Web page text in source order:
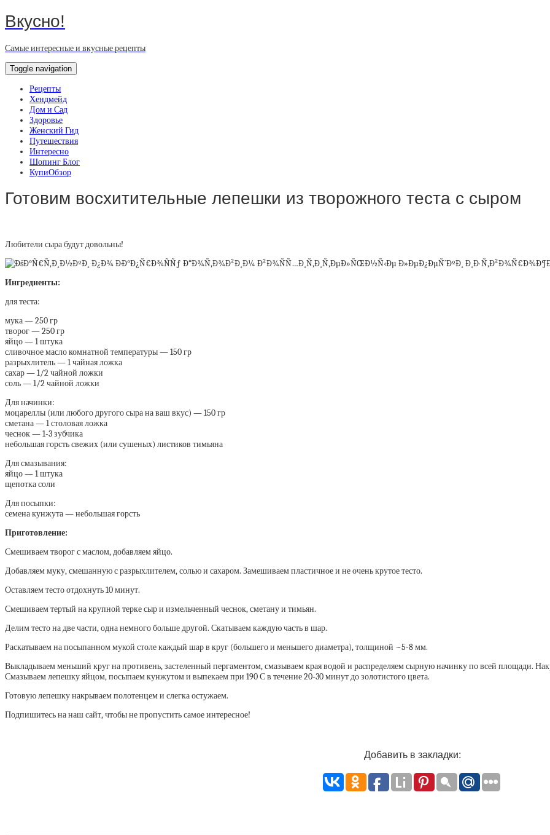
Вкусно!
Самые интересные и вкусные рецепты
Toggle navigation
Рецепты
Хендмейд
Дом и Сад
Здоровье
Женский Гид
Путешествия
Интересно
Шопинг Блог
КупиОбзор
Готовим восхитительные лепешки из творожного теста с сыром
Любители сыра будут довольны!
Ингредиенты:
для теста:
мука — 250 гр
творог — 250 гр
яйцо — 1 штука
сливочное масло комнатной температуры — 150 гр
разрыхлитель — 1 чайная ложка
сахар — 1/2 чайной ложки
соль — 1/2 чайной ложки
Для начинки:
моцареллы (или любого другого сыра на ваш вкус) — 150 гр
сметана — 1 столовая ложка
чеснок — 1-3 зубчика
небольшая горсть свежих (или сушеных) листиков тимьяна
Для смазывания:
яйцо — 1 штука
щепотка соли
Для посыпки:
семена кунжута — небольшая горсть
Приготовление:
Смешиваем творог с маслом, добавляем яйцо.
Добавляем муку, смешанную с разрыхлителем, солью и сахаром. Замешиваем пластичное и не очень крутое тесто.
Оставляем тесто отдохнуть 10 минут.
Смешиваем тертый на крупной терке сыр и измельченный чеснок, сметану и тимьян.
Делим тесто на две части, одна немного больше другой. Скатываем каждую часть в шар.
Раскатываем на посыпанном мукой столе каждый шар в круг (большего и меньшего диаметра), толщиной ~5-8 мм.
Выкладываем меньший круг на противень, застеленный пергаментом, смазываем края водой и распределяем сырную начинку по всей площади.
Смазываем лепешку яйцом, посыпаем кунжутом и выпекаем при 190 С в течение 20-30 минут до золотистого цвета.
Готовую лепешку накрываем полотенцем и слегка остужаем.
Подпишитесь на наш сайт, чтобы не пропустить самое интересное!
Добавить в закладки: